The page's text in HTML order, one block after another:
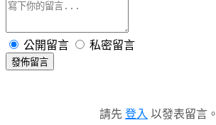
公開留言 私密留言
發佈留言
請先 登入 以發表留言。